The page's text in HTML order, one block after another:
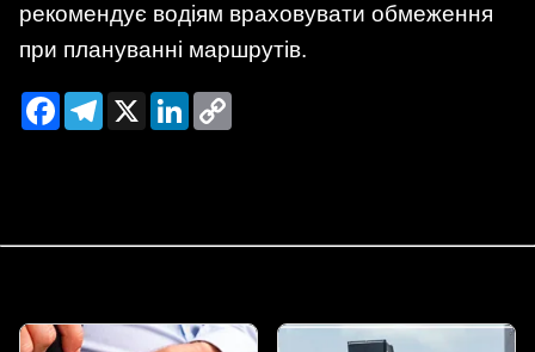
рекомендує водіям враховувати обмеження
при плануванні маршрутів.
FacebookTelegram
X LinkedIn